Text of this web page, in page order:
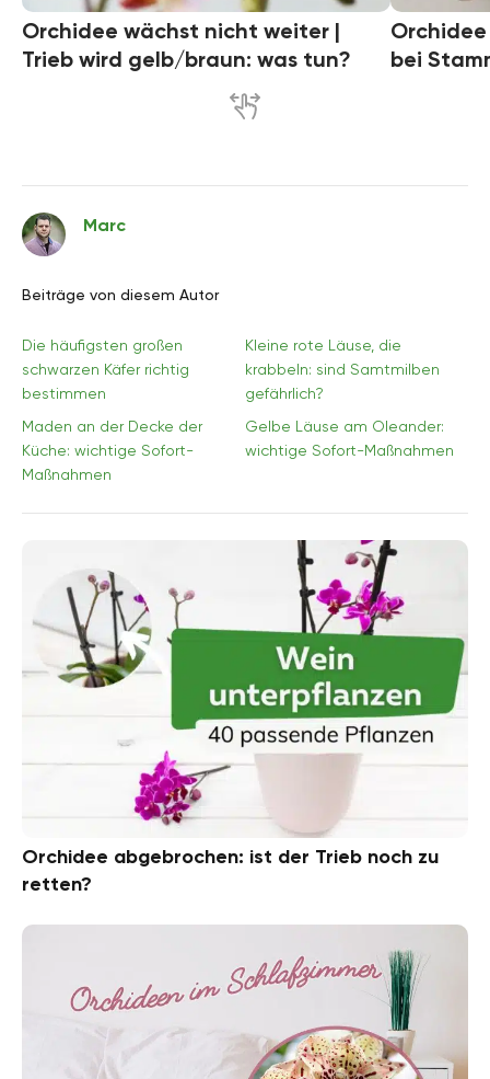
Orchidee wächst nicht weiter |
Trieb wird gelb/braun: was tun?
bei
Marc
Beiträge von diesem Autor
Die häufigsten großen
schwarzen Käfer richtig
bestimmen
Kleine rote Läuse, die
krabbeln: sind Samtmilben
gefährlich?
Maden an der Decke der
Küche: wichtige Sofort-
Maßnahmen
Gelbe Läuse am Oleander:
wichtige Sofort-Maßnahmen
Orchidee abgebrochen: ist der Trieb noch zu
retten?